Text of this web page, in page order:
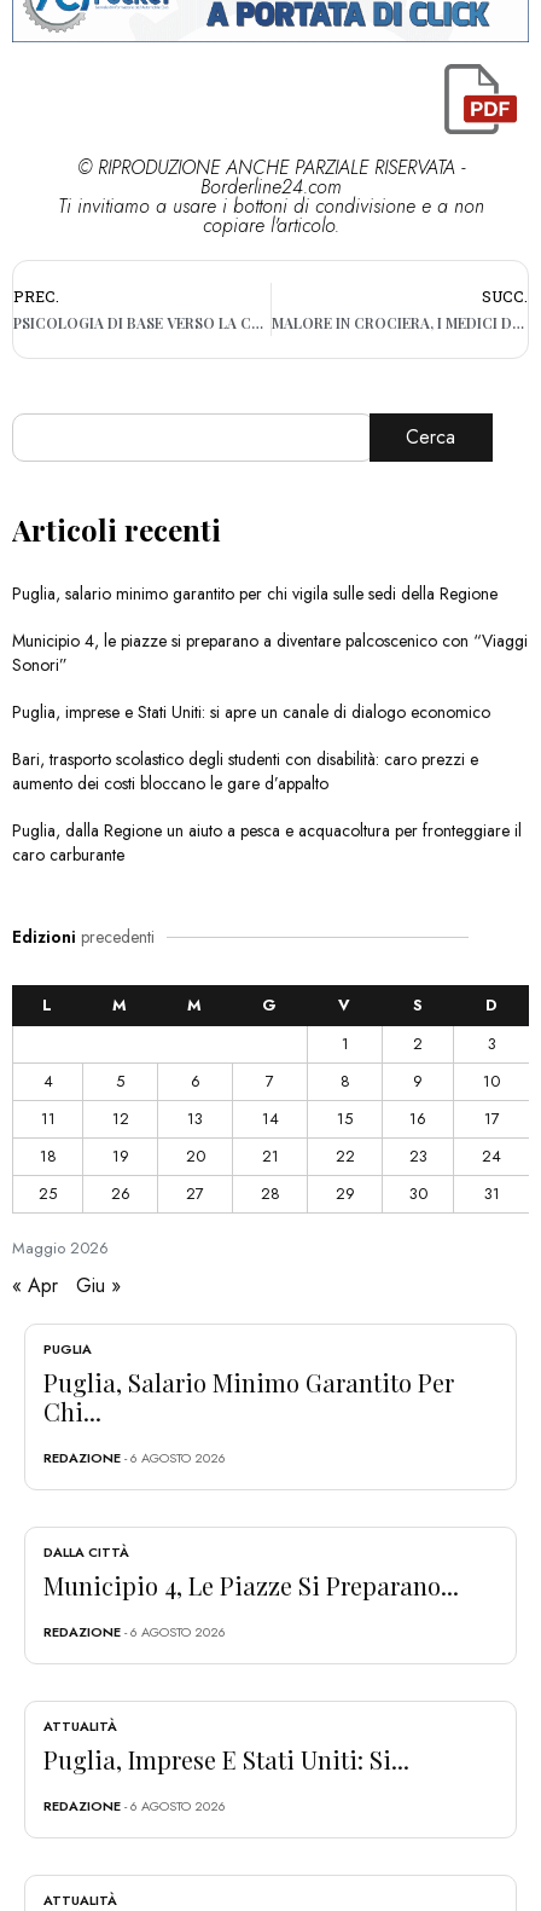
© RIPRODUZIONE ANCHE PARZIALE RISERVATA -
Borderline24.com
Ti invitiamo a usare i bottoni di condivisione e a non
copiare l'articolo.
PREC.
PSICOLOGIA DI BASE VERSO LA CHIUSURA DEL SERVIZIO, L’APPELLO DELL’ORDINE ALLA REGIONE PUGLIA
SUCC.
MALORE IN CROCIERA, I MEDICI DI BARI GLI SALVANO LA VITA: IL GRAZIE DEL TURISTA SCOZZESE
Cerca
Articoli recenti
Puglia, salario minimo garantito per chi vigila sulle sedi della Regione
Municipio 4, le piazze si preparano a diventare palcoscenico con “Viaggi
Sonori”
Puglia, imprese e Stati Uniti: si apre un canale di dialogo economico
Bari, trasporto scolastico degli studenti con disabilità: caro prezzi e
aumento dei costi bloccano le gare d’appalto
Puglia, dalla Regione un aiuto a pesca e acquacoltura per fronteggiare il
caro carburante
Edizioni precedenti
Maggio 2026
L M M G V S
D
1
2
3
4
5 6 7 8 9
10
11
12 13 14 15 16
17
18
19 20 21 22 23
24
25
26 27 28 29 30 31
« Apr Giu »
PUGLIA
Puglia, Salario Minimo Garantito Per
Chi...
REDAZIONE- 6 AGOSTO 2026
DALLA CITTÀ
Municipio 4, Le Piazze Si Preparano...
REDAZIONE- 6 AGOSTO 2026
ATTUALITÀ
Puglia, Imprese E Stati Uniti: Si...
REDAZIONE- 6 AGOSTO 2026
ATTUALITÀ